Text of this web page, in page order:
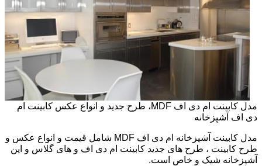
مدل کابینت ام دی اف MDF، طرح جدید و انواع عکس کابینت ام
دی اف آشپزخانه
مدل کابینت آشپزخانه ام دی اف MDF شامل قیمت و انواع عکس و
طرح کابینت ، طرح های جدید کابینت ام دی اف و های گلاس و اپن
آشپزخانه شیک و خاص است.